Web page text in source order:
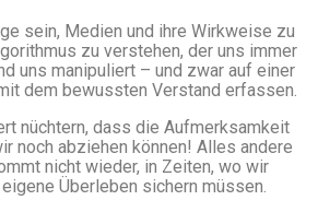
sein, Medien und ihre Wirkweise zu
zu verstehen, der uns immer
uns manipuliert – und zwar auf einer
dem bewussten Verstand erfassen.
nüchtern, dass die Aufmerksamkeit
noch abziehen können! Alles andere
nicht wieder, in Zeiten, wo wir
Überleben sichern müssen.